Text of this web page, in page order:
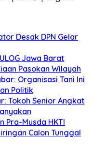
Desak DPN Gelar
Jawa Barat
Pasokan Wilayah
Organisasi Tani Ini
Politik
Tokoh Senior Angkat
Pra-Musda HKTI
Calon Tunggal